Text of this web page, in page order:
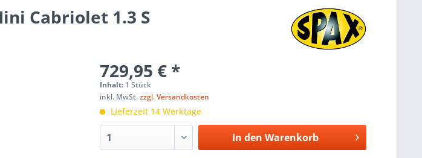
Cabriolet 1.3 S
729,95 € *
Inhalt: 1 Stück
inkl. MwSt.zzgl. Versandkosten
Lieferzeit 14 Werktage
In den Warenkorb